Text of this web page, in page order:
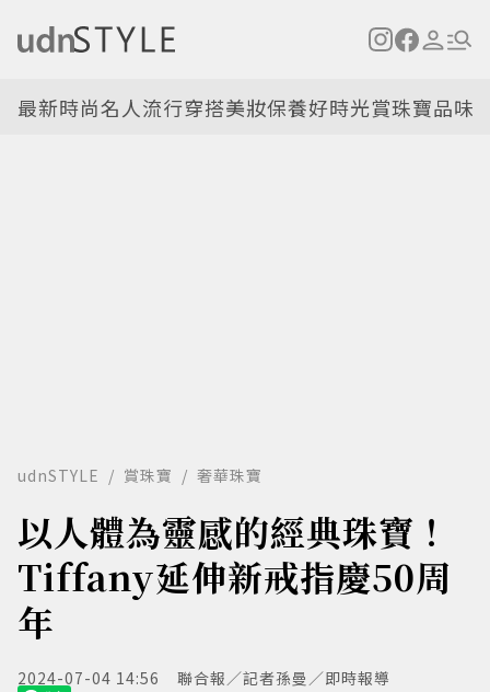
最新時尚名人流行穿搭美妝保養好時光賞珠寶品味
udnSTYLE 賞珠寶 奢華珠寶
以人體為靈感的經典珠寶！
Tiffany延伸新戒指慶50周
年
2024-07-04 14:56 聯合報／記者孫曼／即時報導